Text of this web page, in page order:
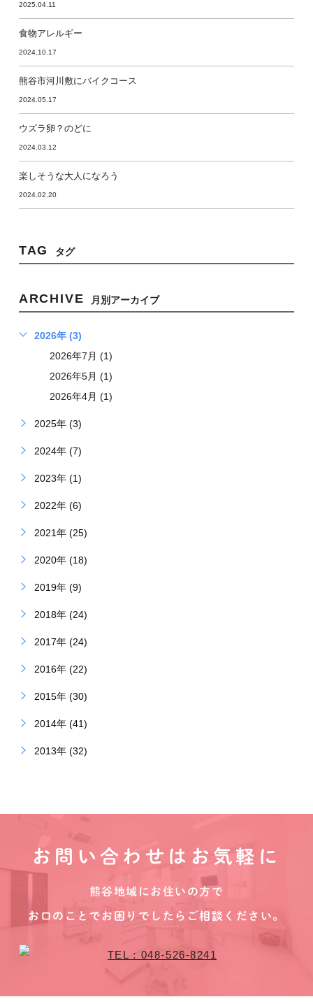
2025.04.11
食物アレルギー
2024.10.17
熊谷市河川敷にバイクコース
2024.05.17
ウズラ卵？のどに
2024.03.12
楽しそうな大人になろう
2024.02.20
TAG タグ
ARCHIVE 月別アーカイブ
2026年 (3)
2026年7月 (1)
2026年5月 (1)
2026年4月 (1)
2025年 (3)
2024年 (7)
2023年 (1)
2022年 (6)
2021年 (25)
2020年 (18)
2019年 (9)
2018年 (24)
2017年 (24)
2016年 (22)
2015年 (30)
2014年 (41)
2013年 (32)
お問い合わせはお気軽に
熊谷地域にお住いの方で
お口のことでお困りでしたらご相談ください。